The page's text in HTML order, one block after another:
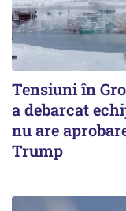
Tensiuni în
a debarcat
nu are
Trump